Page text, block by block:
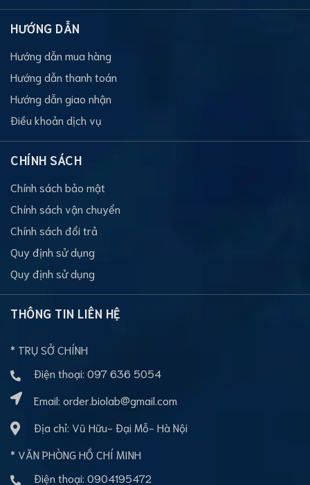
HƯỚNG DẪN
Hướng dẫn mua hàng
Hướng dẫn thanh toán
Hướng dẫn giao nhận
Điều khoản dịch vụ
CHÍNH SÁCH
Chính sách bảo mật
Chính sách vận chuyển
Chính sách đổi trả
Quy định sử dụng
Quy định sử dụng
THÔNG TIN LIÊN HỆ
* TRỤ SỞ CHÍNH
Điện thoại: 097 636 5054
Email: order.biolab@gmail.com
Địa chỉ: Vũ Hữu- Đại Mỗ- Hà Nội
* VĂN PHÒNG HỒ CHÍ MINH
Điện thoại: 0904195472